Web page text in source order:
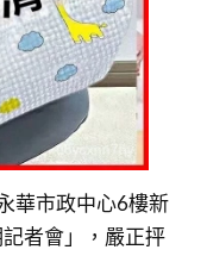
華市政中心6樓新
者會」，嚴正抨